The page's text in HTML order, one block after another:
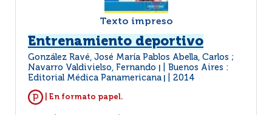
Texto impreso
Entrenamiento deportivo
González Ravé, José María Pablos Abella, Carlos ;
Navarro Valdivielso, Fernando
Buenos Aires :
Editorial Médica Panamericana
2014
| En formato papel.